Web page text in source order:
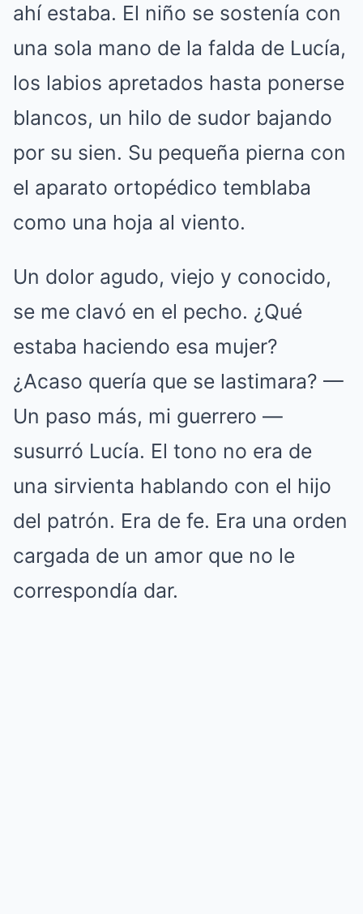
ahí estaba. El niño se sostenía con
una sola mano de la falda de Lucía,
los labios apretados hasta ponerse
blancos, un hilo de sudor bajando
por su sien. Su pequeña pierna con
el aparato ortopédico temblaba
como una hoja al viento.
Un dolor agudo, viejo y conocido,
se me clavó en el pecho. ¿Qué
estaba haciendo esa mujer?
¿Acaso quería que se lastimara? —
Un paso más, mi guerrero —
susurró Lucía. El tono no era de
una sirvienta hablando con el hijo
del patrón. Era de fe. Era una orden
cargada de un amor que no le
correspondía dar.